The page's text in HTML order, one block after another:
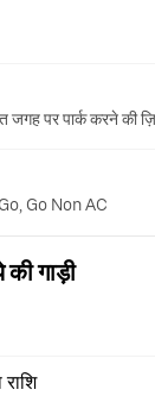
जगह पर पार्क करने की
Go Non AC
गाड़ी